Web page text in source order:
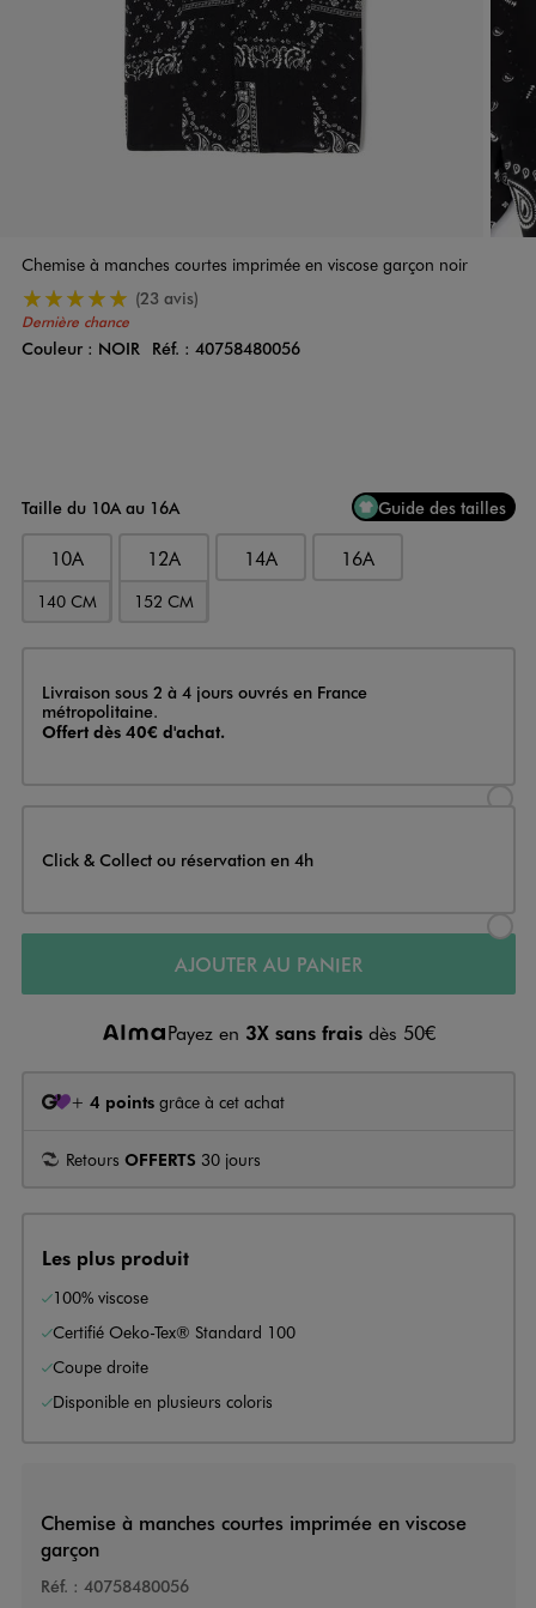
Chemise à manches courtes imprimée en viscose garçon noir
Dernière chance
5/5 de moyenne(23 avis)
Couleur
Couleur : NOIR Réf. : 40758480056
Taille du 10A au 16A Guide des tailles
10A
140 CM
12A
152 CM
14A 16A
Livraison
Livraison sous 2 à 4 jours ouvrés en France
métropolitaine.
Offert dès 40€ d'achat.
Click & Collect ou réservation en 4h
AJOUTER AU PANIER
Payez en 3X sans frais dès 50€
+ 4 points grâce à cet achat
Retours OFFERTS 30 jours
Les plus produit
100% viscose
Certifié Oeko-Tex® Standard 100
Coupe droite
Disponible en plusieurs coloris
Chemise à manches courtes imprimée en viscose
garçon
Réf. : 40758480056